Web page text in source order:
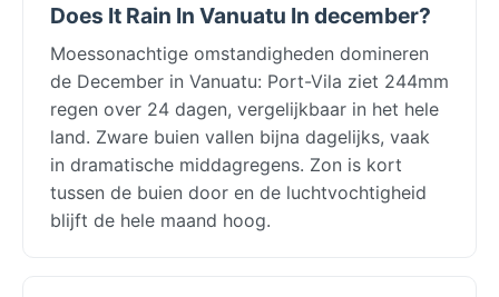
Does It Rain In Vanuatu In december?
Moessonachtige omstandigheden domineren
de December in Vanuatu: Port-Vila ziet 244mm
regen over 24 dagen, vergelijkbaar in het hele
land. Zware buien vallen bijna dagelijks, vaak
in dramatische middagregens. Zon is kort
tussen de buien door en de luchtvochtigheid
blijft de hele maand hoog.